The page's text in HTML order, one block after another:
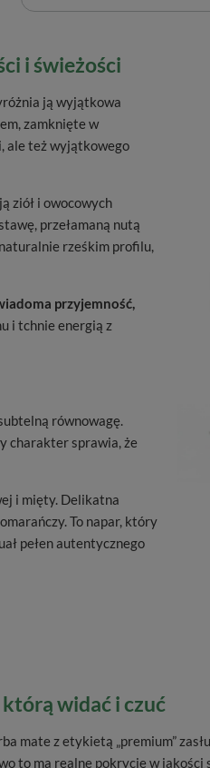
i świeżości
ją wyjątkowa
zamknięte w
ale też wyjątkowego
ziół i owocowych
przełamaną nutą
naturalnie rześkim profilu,
przyjemność,
i tchnie energią z
równowagę.
charakter sprawia, że
i mięty. Delikatna
To napar, który
pełen autentycznego
którą widać i czuć
mate z etykietą „premium”
to ma realne pokrycie w